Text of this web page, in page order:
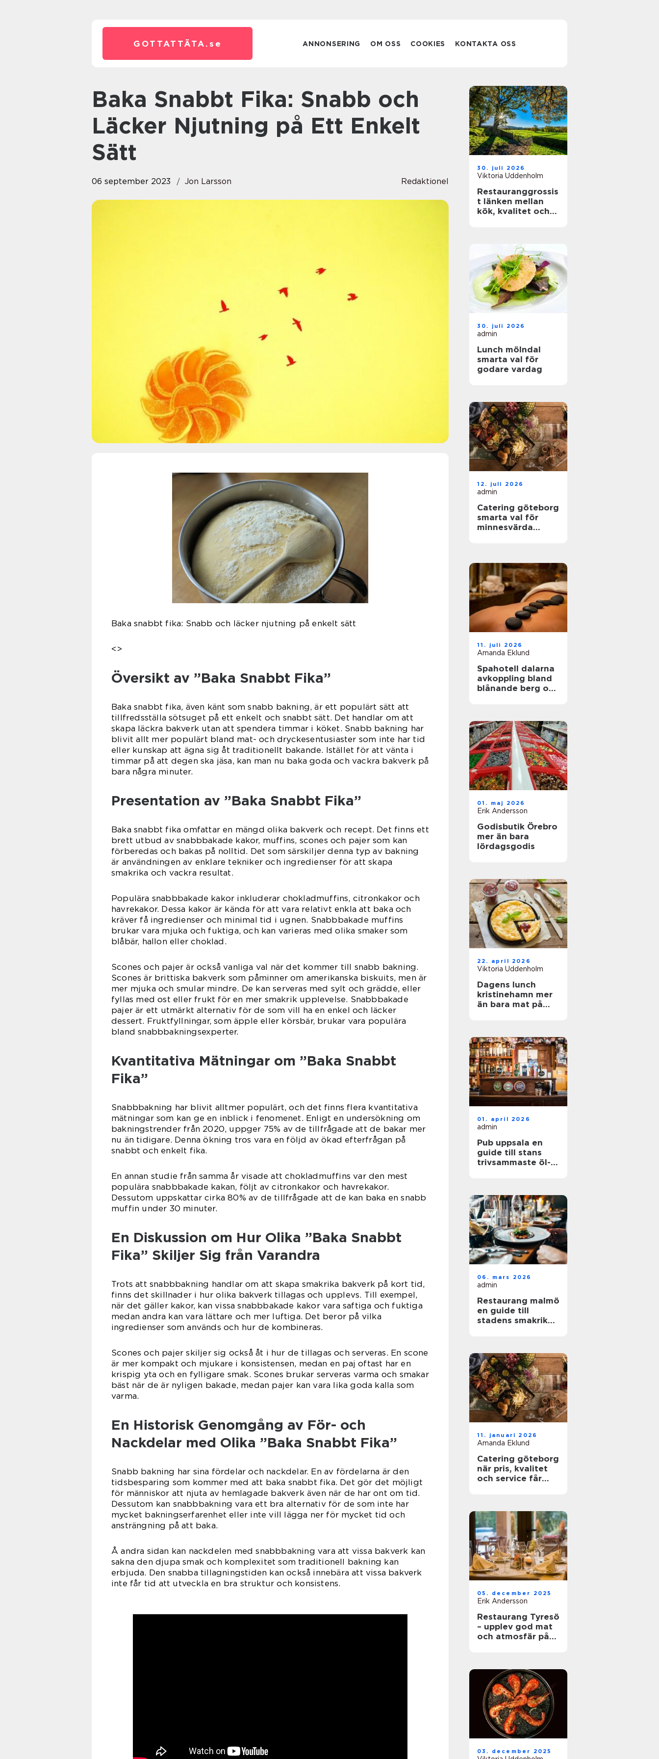
GOTTATTÄTA. se ANNONSERING OM OSS COOKIES KONTAKTA OSS
Baka Snabbt Fika: Snabb och
Läcker Njutning på Ett Enkelt
Sätt
06 september 2023 Jon Larsson Redaktionel
Baka snabbt fika: Snabb och läcker njutning på enkelt sätt
<>
Översikt av ”Baka Snabbt Fika”
Baka snabbt fika, även känt som snabb bakning, är ett populärt sätt att
tillfredsställa sötsuget på ett enkelt och snabbt sätt. Det handlar om att
skapa läckra bakverk utan att spendera timmar i köket. Snabb bakning har
blivit allt mer populärt bland mat- och dryckesentusiaster som inte har tid
eller kunskap att ägna sig åt traditionellt bakande. Istället för att vänta i
timmar på att degen ska jäsa, kan man nu baka goda och vackra bakverk på
bara några minuter.
Presentation av ”Baka Snabbt Fika”
Baka snabbt fika omfattar en mängd olika bakverk och recept. Det finns ett
brett utbud av snabbbakade kakor, muffins, scones och pajer som kan
förberedas och bakas på nolltid. Det som särskiljer denna typ av bakning
är användningen av enklare tekniker och ingredienser för att skapa
smakrika och vackra resultat.
Populära snabbbakade kakor inkluderar chokladmuffins, citronkakor och
havrekakor. Dessa kakor är kända för att vara relativt enkla att baka och
kräver få ingredienser och minimal tid i ugnen. Snabbbakade muffins
brukar vara mjuka och fuktiga, och kan varieras med olika smaker som
blåbär, hallon eller choklad.
Scones och pajer är också vanliga val när det kommer till snabb bakning.
Scones är brittiska bakverk som påminner om amerikanska biskuits, men är
mer mjuka och smular mindre. De kan serveras med sylt och grädde, eller
fyllas med ost eller frukt för en mer smakrik upplevelse. Snabbbakade
pajer är ett utmärkt alternativ för de som vill ha en enkel och läcker
dessert. Fruktfyllningar, som äpple eller körsbär, brukar vara populära
bland snabbbakningsexperter.
Kvantitativa Mätningar om ”Baka Snabbt
Fika”
Snabbbakning har blivit alltmer populärt, och det finns flera kvantitativa
mätningar som kan ge en inblick i fenomenet. Enligt en undersökning om
bakningstrender från 2020, uppger 75% av de tillfrågade att de bakar mer
nu än tidigare. Denna ökning tros vara en följd av ökad efterfrågan på
snabbt och enkelt fika.
En annan studie från samma år visade att chokladmuffins var den mest
populära snabbbakade kakan, följt av citronkakor och havrekakor.
Dessutom uppskattar cirka 80% av de tillfrågade att de kan baka en snabb
muffin under 30 minuter.
En Diskussion om Hur Olika ”Baka Snabbt
Fika” Skiljer Sig från Varandra
Trots att snabbbakning handlar om att skapa smakrika bakverk på kort tid,
finns det skillnader i hur olika bakverk tillagas och upplevs. Till exempel,
när det gäller kakor, kan vissa snabbbakade kakor vara saftiga och fuktiga
medan andra kan vara lättare och mer luftiga. Det beror på vilka
ingredienser som används och hur de kombineras.
Scones och pajer skiljer sig också åt i hur de tillagas och serveras. En scone
är mer kompakt och mjukare i konsistensen, medan en paj oftast har en
krispig yta och en fylligare smak. Scones brukar serveras varma och smakar
bäst när de är nyligen bakade, medan pajer kan vara lika goda kalla som
varma.
En Historisk Genomgång av För- och
Nackdelar med Olika ”Baka Snabbt Fika”
Snabb bakning har sina fördelar och nackdelar. En av fördelarna är den
tidsbesparing som kommer med att baka snabbt fika. Det gör det möjligt
för människor att njuta av hemlagade bakverk även när de har ont om tid.
Dessutom kan snabbbakning vara ett bra alternativ för de som inte har
mycket bakningserfarenhet eller inte vill lägga ner för mycket tid och
ansträngning på att baka.
Å andra sidan kan nackdelen med snabbbakning vara att vissa bakverk kan
sakna den djupa smak och komplexitet som traditionell bakning kan
erbjuda. Den snabba tillagningstiden kan också innebära att vissa bakverk
inte får tid att utveckla en bra struktur och konsistens.
30. juli 2026
Viktoria Uddenholm
Restauranggrossis
t länken mellan
kök, kvalitet och
30. juli 2026
admin
Lunch mölndal
smarta val för
godare vardag
12. juli 2026
admin
Catering göteborg
smarta val för
minnesvärda
11. juli 2026
Amanda Eklund
Spahotell dalarna
avkoppling bland
blånande berg och
01. maj 2026
Erik Andersson
Godisbutik Örebro
mer än bara
lördagsgodis
22. april 2026
Viktoria Uddenholm
Dagens lunch
kristinehamn mer
än bara mat på
01. april 2026
admin
Pub uppsala en
guide till stans
trivsammaste öl-
06. mars 2026
admin
Restaurang malmö
en guide till
stadens smakrika
11. januari 2026
Amanda Eklund
Catering göteborg
när pris, kvalitet
och service får
05. december 2025
Erik Andersson
Restaurang Tyresö
– upplev god mat
och atmosfär på
03. december 2025